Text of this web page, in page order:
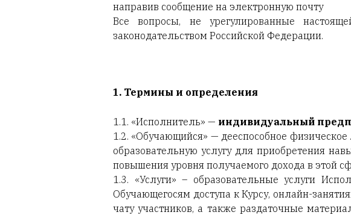
направив сообщение на электронную почту
Все вопросы, не урегулированные
законодательством Российской Федерации.
1. Термины и определения
1.1. «Исполнитель» — индивидуальный
1.2. «Обучающийся» — дееспособное
образовательную услугу для приобретения
повышения уровня получаемого дохода в этой
1.3. «Услуги» – образовательные услуги
Обучающегосям доступа к Курсу, онлайн-
чату участников, а также раздаточные